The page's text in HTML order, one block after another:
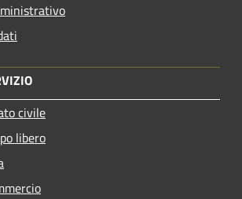
civile
libero